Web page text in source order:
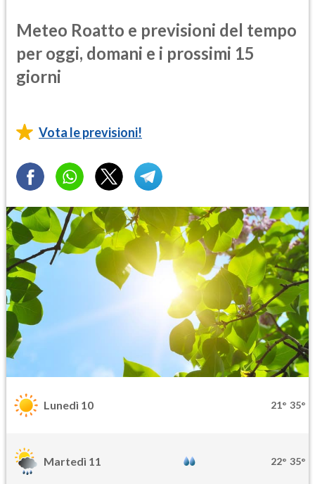
Meteo Roatto e previsioni del tempo
per oggi, domani e i prossimi 15
giorni
Vota le previsioni!
Lunedì 10 21° 35°
Martedì 11 22° 35°